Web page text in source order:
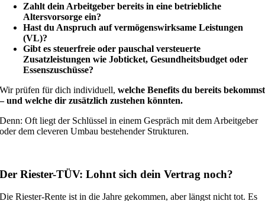
Zahlt dein Arbeitgeber bereits in eine betriebliche
Altersvorsorge ein?
Hast du Anspruch auf vermögenswirksame Leistungen
(VL)?
Gibt es steuerfreie oder pauschal versteuerte
Zusatzleistungen wie Jobticket, Gesundheitsbudget oder
Essenszuschüsse?
Wir prüfen für dich individuell,welche Benefits du bereits bekommst
– und welche dir zusätzlich zustehen könnten.
Denn: Oft liegt der Schlüssel in einem Gespräch mit dem Arbeitgeber
oder dem cleveren Umbau bestehender Strukturen.
Der Riester-TÜV: Lohnt sich dein Vertrag noch?
Die Riester-Rente ist in die Jahre gekommen, aber längst nicht tot. Es